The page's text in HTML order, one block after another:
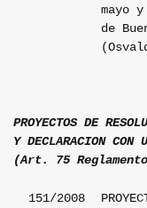
mayo
de
PROYECTOS DE
Y DECLARACION CON
(Art. 75
151/2008